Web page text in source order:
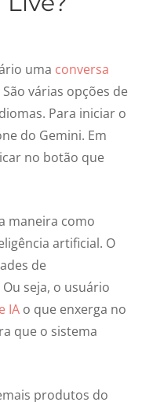
uma conversa
várias opções de
Para iniciar o
do Gemini. Em
no botão que
maneira como
artificial. O
de
seja, o usuário
IA o que enxerga no
que o sistema
produtos do